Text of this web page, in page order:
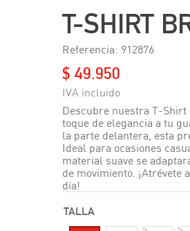
T-SHIRT
Referencia: 912876
$ 49.950
Descubre nuestra T-
toque de elegancia a tu
la parte delantera, esta
Ideal para ocasiones
material suave se
de movimiento.
día!
TALLA